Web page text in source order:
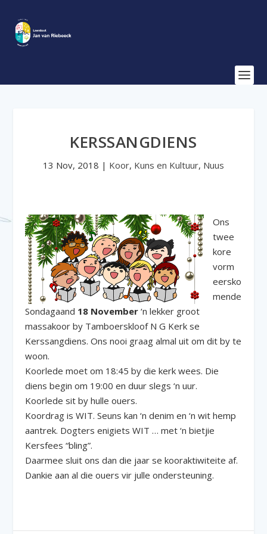
KERSSANGDIENS
13 Nov, 2018 | Koor, Kuns en Kultuur, Nuus
Ons
twee
kore
vorm
eersko
mende
Sondagaand 18 November ‘n lekker groot
massakoor by Tamboerskloof N G Kerk se
Kerssangdiens. Ons nooi graag almal uit om dit by te
woon.
Koorlede moet om 18:45 by die kerk wees. Die
diens begin om 19:00 en duur slegs ‘n uur.
Koorlede sit by hulle ouers.
Koordrag is WIT. Seuns kan ‘n denim en ‘n wit hemp
aantrek. Dogters enigiets WIT … met ‘n bietjie
Kersfees “bling”.
Daarmee sluit ons dan die jaar se kooraktiwiteite af.
Dankie aan al die ouers vir julle ondersteuning.